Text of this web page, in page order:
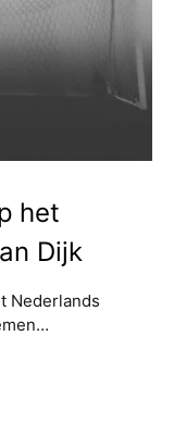
het
Dijk
Nederlands